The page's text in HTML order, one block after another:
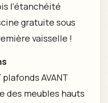
l’étanchéité
gratuite sous
vaisselle !
AVANT
des meubles hauts